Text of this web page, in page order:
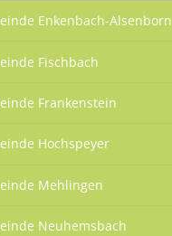
Enkenbach-Alsenborn
Fischbach
Frankenstein
Hochspeyer
Mehlingen
Neuhemsbach